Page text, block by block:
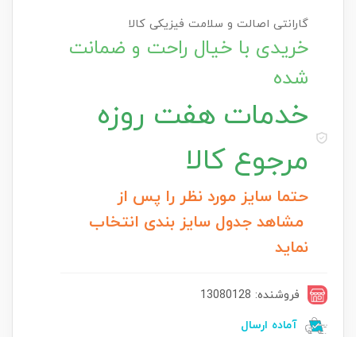
گارانتی اصالت و سلامت فیزیکی کالا
خریدی با خیال راحت و ضمانت
شده
خدمات هفت روزه
مرجوع کالا
حتما سایز مورد نظر را پس از
مشاهد جدول سایز بندی انتخاب
نماید
فروشنده: 13080128
آماده ارسال